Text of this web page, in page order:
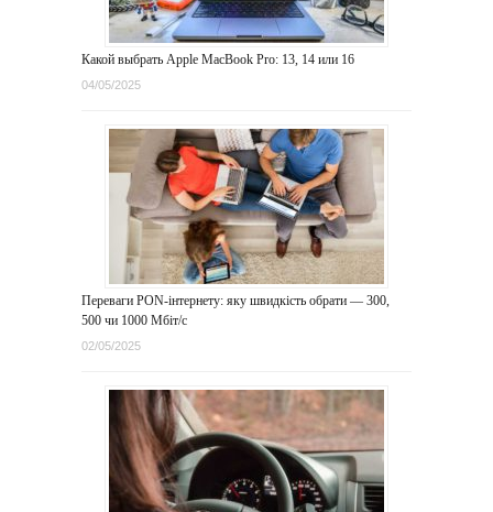
Какой выбрать Apple MacBook Pro: 13, 14 или 16
04/05/2025
Переваги PON-інтернету: яку швидкість обрати — 300,
500 чи 1000 Мбіт/с
02/05/2025